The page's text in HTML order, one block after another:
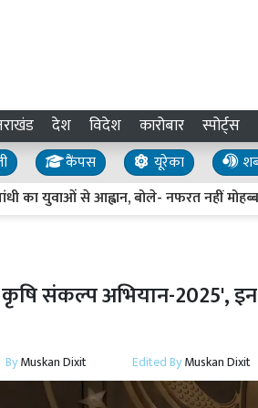
देश विदेश कारोबार स्पोर्ट्स
कैंपस यूरेका
युवाओं से आह्वान, बोले- नफरत नहीं मोहब्बत से
संकल्प अभियान-2025', इन
ByMuskan Dixit Edited ByMuskan Dixit